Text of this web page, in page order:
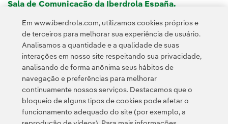
Sala de Comunicação da Iberdrola España.
Política de Privacidade Informação legal
Transparência no uso da IA Política de cookies Configuração de cookies
Em www.iberdrola.com, utilizamos cookies próprios e
de terceiros para melhorar sua experiência de usuário.
Analisamos a quantidade e a qualidade de suas
interações em nosso site respeitando sua privacidade,
analisando de forma anônima seus hábitos de
navegação e preferências para melhorar
continuamente nossos serviços. Destacamos que o
bloqueio de alguns tipos de cookies pode afetar o
funcionamento adequado do site (por exemplo, a